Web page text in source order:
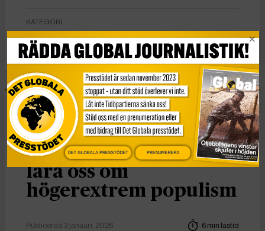
KATEGORI
Nyheter
Essä
Vad Hanna Arendt kan
lära oss om
högerextrem populism
Publicerad 2 januari, 2026 6 min lästid
DET GLOBALA PRESSTÖDET PRENUMERERA